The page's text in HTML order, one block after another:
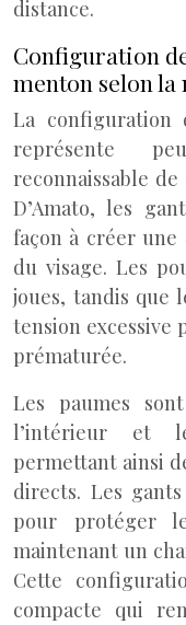
distance.
Configuration
menton selon la
La configuration
représente
reconnaissable
D’Amato, les
façon à créer
du visage. Les
joues, tandis que
tension excessive
prématurée.
Les paumes
l’intérieur et
permettant ainsi
directs. Les
pour protéger
maintenant un
Cette
compacte qui